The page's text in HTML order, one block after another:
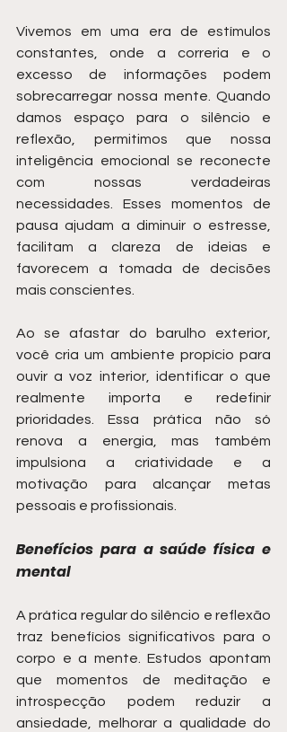
Vivemos em uma era de estímulos
constantes, onde a correria e o
excesso de informações podem
sobrecarregar nossa mente. Quando
damos espaço para o silêncio e
reflexão, permitimos que nossa
inteligência emocional se reconecte
com nossas verdadeiras
necessidades. Esses momentos de
pausa ajudam a diminuir o estresse,
facilitam a clareza de ideias e
favorecem a tomada de decisões
mais conscientes.
Ao se afastar do barulho exterior,
você cria um ambiente propício para
ouvir a voz interior, identificar o que
realmente importa e redefinir
prioridades. Essa prática não só
renova a energia, mas também
impulsiona a criatividade e a
motivação para alcançar metas
pessoais e profissionais.
Benefícios para a saúde física e
mental
A prática regular do silêncio e reflexão
traz benefícios significativos para o
corpo e a mente. Estudos apontam
que momentos de meditação e
introspecção podem reduzir a
ansiedade, melhorar a qualidade do